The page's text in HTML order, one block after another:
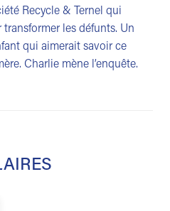
Recycle & Ternel qui
les défunts. Un
qui aimerait savoir ce
Charlie mène l’enquête.